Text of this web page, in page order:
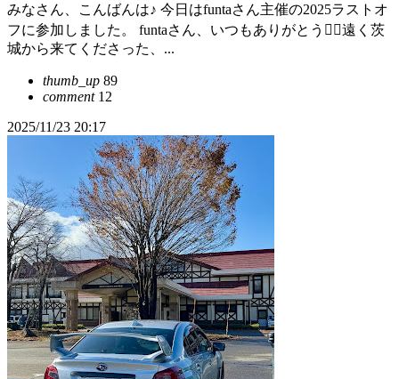
みなさん、こんばんは♪ 今日はfuntaさん主催の2025ラストオ
フに参加しました。 funtaさん、いつもありがとう🙇‍♂️遠く茨
城から来てくださった、...
thumb_up 89
comment12
2025/11/23 20:17